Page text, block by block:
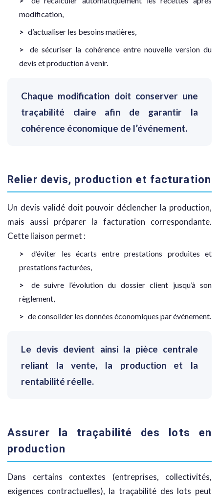
modification,
d’actualiser les besoins matières,
de sécuriser la cohérence entre nouvelle version du
devis et production à venir.
Chaque modification doit conserver une
traçabilité claire afin de garantir la
cohérence économique de l’événement.
Relier devis, production et facturation
Un devis validé doit pouvoir déclencher la production,
mais aussi préparer la facturation correspondante.
Cette liaison permet :
d’éviter les écarts entre prestations produites et
prestations facturées,
de suivre l’évolution du dossier client jusqu’à son
règlement,
de consolider les données économiques par événement.
Le devis devient ainsi la pièce centrale
reliant la vente, la production et la
rentabilité réelle.
Assurer la traçabilité des lots en
production
Dans certains contextes (entreprises, collectivités,
exigences contractuelles), la traçabilité des lots peut